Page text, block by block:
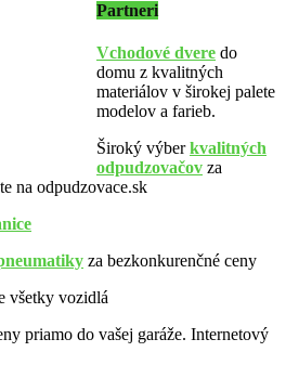
Partneri
Vchodové dvere do
domu z kvalitných
materiálov v širokej palete
modelov a farieb.
Široký výberkvalitných
odpudzovačov za
na odpudzovace.sk
za bezkonkurenčné ceny
všetky vozidlá
priamo do vašej garáže. Internetový